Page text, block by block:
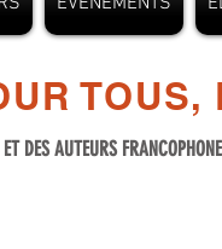
TOUS,
DES AUTEURS